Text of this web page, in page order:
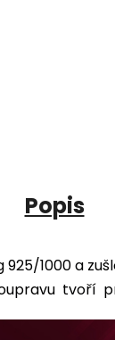
Popis
1000 a
tvoří